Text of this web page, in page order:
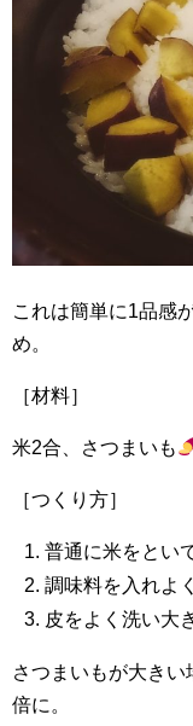
これは簡単に1品感
め。
［材料］
米2合、さつまいも
［つくり方］
普通に米をとい
調味料を入れよ
皮をよく洗い大
さつまいもが大き
倍に。